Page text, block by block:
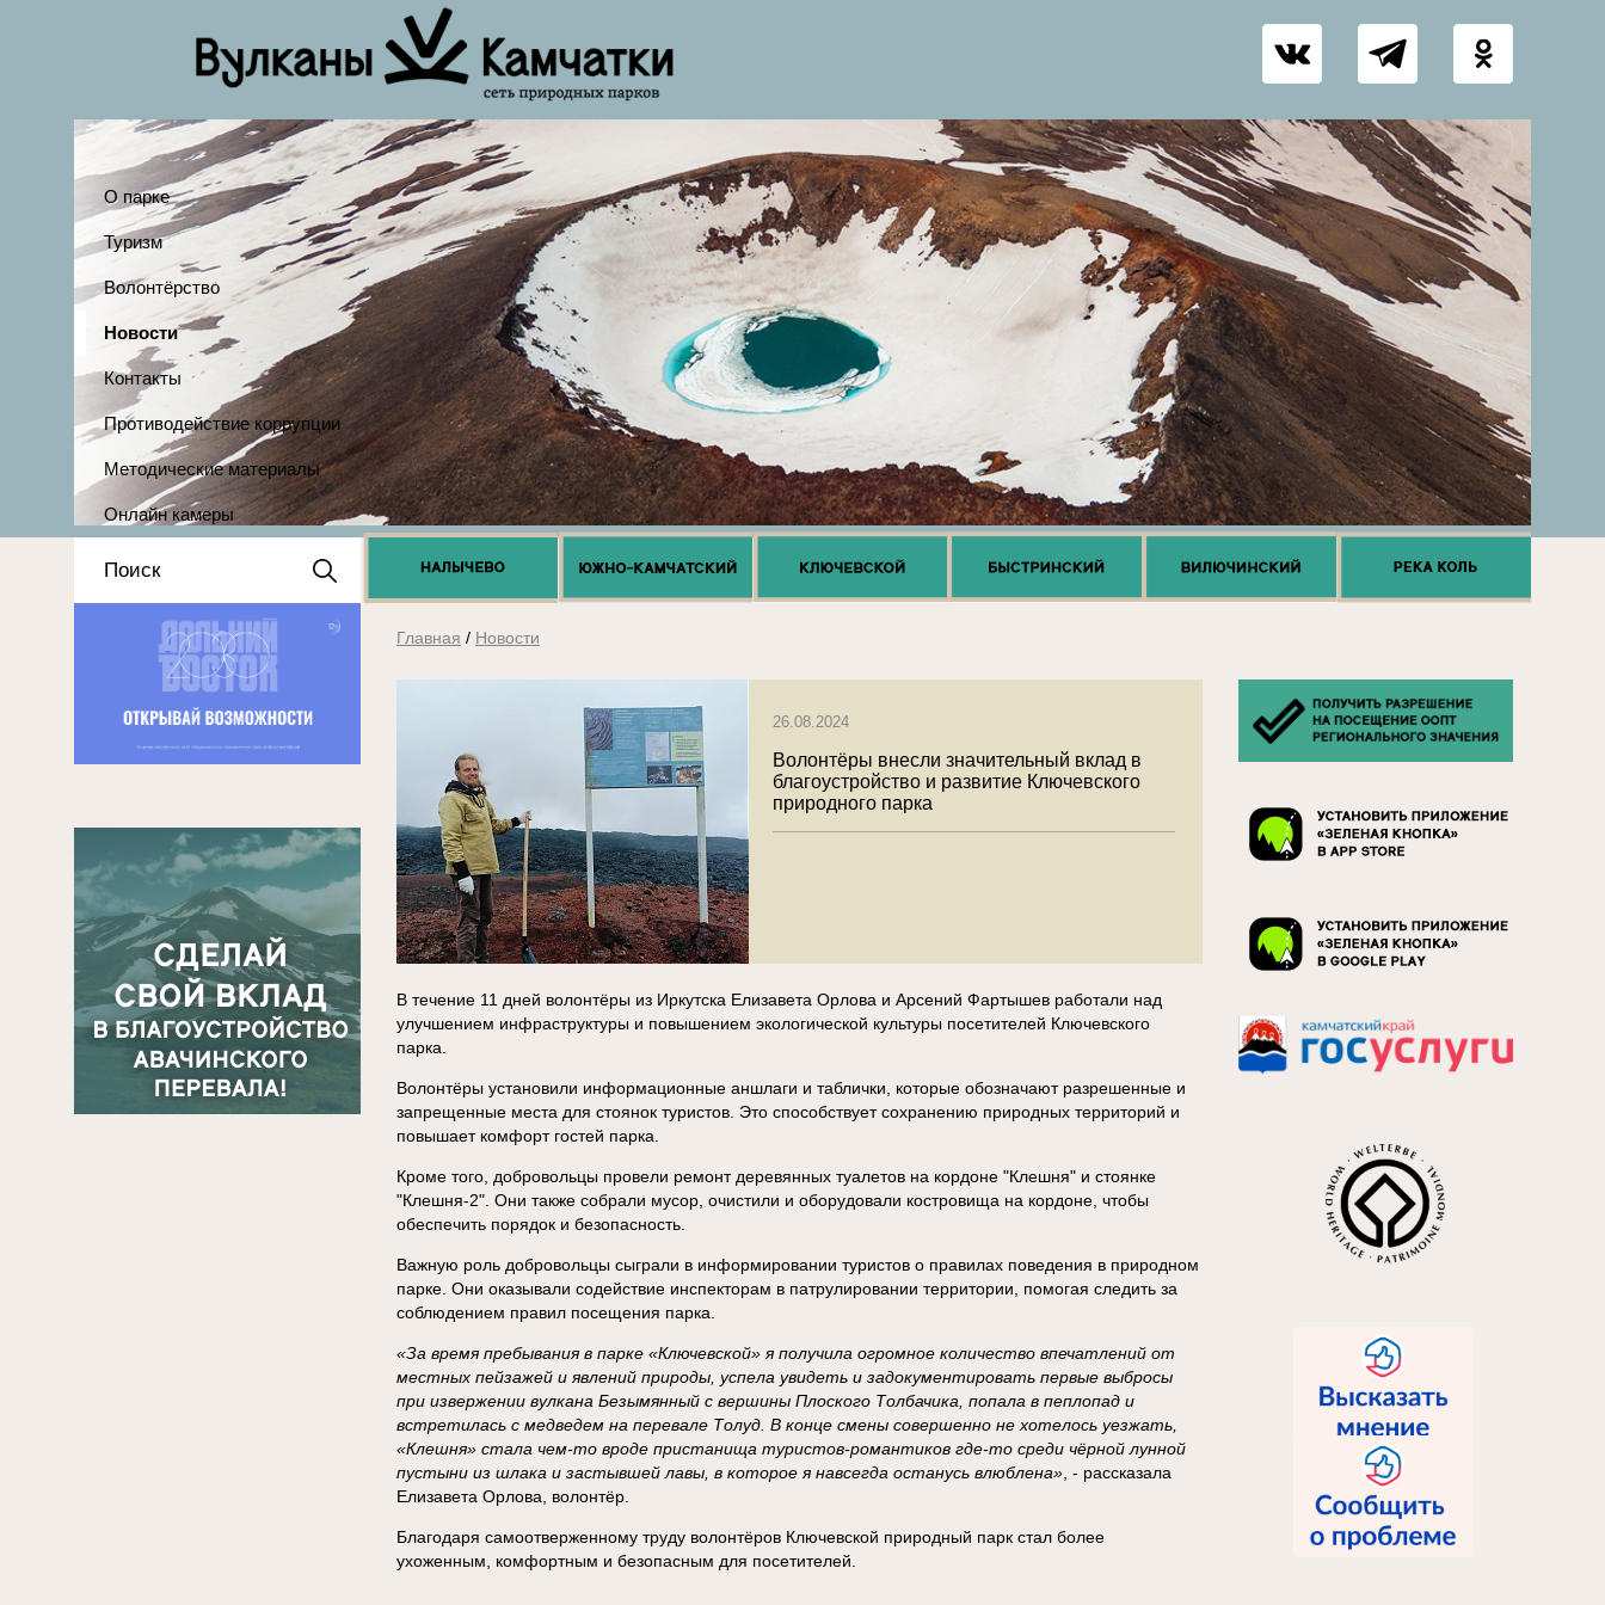
О парке
Туризм
Волонтёрство
Новости
Контакты
Противодействие коррупции
Методические материалы
Онлайн камеры
Положение о выдаче
разрешений 2025
Главная / Новости
26.08.2024
Волонтёры внесли значительный вклад в
благоустройство и развитие Ключевского
природного парка
В течение 11 дней волонтёры из Иркутска Елизавета Орлова и Арсений Фартышев работали над
улучшением инфраструктуры и повышением экологической культуры посетителей Ключевского
парка.
Волонтёры установили информационные аншлаги и таблички, которые обозначают разрешенные и
запрещенные места для стоянок туристов. Это способствует сохранению природных территорий и
повышает комфорт гостей парка.
Кроме того, добровольцы провели ремонт деревянных туалетов на кордоне "Клешня" и стоянке
"Клешня-2". Они также собрали мусор, очистили и оборудовали костровища на кордоне, чтобы
обеспечить порядок и безопасность.
Важную роль добровольцы сыграли в информировании туристов о правилах поведения в природном
парке. Они оказывали содействие инспекторам в патрулировании территории, помогая следить за
соблюдением правил посещения парка.
«За время пребывания в парке «Ключевской» я получила огромное количество впечатлений от
местных пейзажей и явлений природы, успела увидеть и задокументировать первые выбросы
при извержении вулкана Безымянный с вершины Плоского Толбачика, попала в пеплопад и
встретилась с медведем на перевале Толуд. В конце смены совершенно не хотелось уезжать,
«Клешня» стала чем-то вроде пристанища туристов-романтиков где-то среди чёрной лунной
пустыни из шлака и застывшей лавы, в которое я навсегда останусь влюблена» , - рассказала
Елизавета Орлова, волонтёр.
Благодаря самоотверженному труду волонтёров Ключевской природный парк стал более
ухоженным, комфортным и безопасным для посетителей.